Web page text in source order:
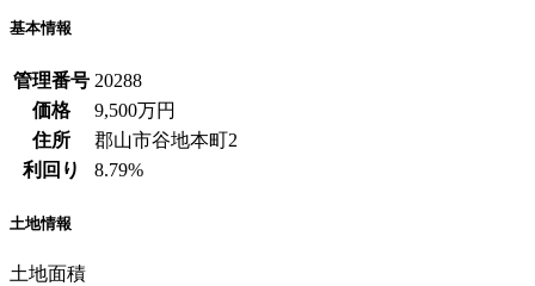
基本情報
管理番号 20288
価格
9,500万円
住所
郡山市谷地本町2
利回り
8.79%
土地情報
土地面積